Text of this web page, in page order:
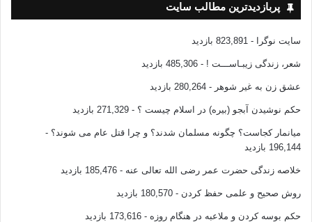
پربازدیدترین مطالب سایت
سایت نوگرا - 823,891 بازدید
شعر، زندگی زیبـاســـت ! - 485,306 بازدید
عشق زن به غیر شوهر - 280,264 بازدید
حکم نوشیدن آبجو (بیره) در اسلام چیست ؟ - 271,329 بازدید
میانمار کجاست؟ چگونه مسلمان شدند؟ و چرا قتل عام می شوند؟ -
196,144 بازدید
خلاصه زندگی حضرت عمر رضی الله تعالی عنه - 185,476 بازدید
روش صحیح و علمی حفظ کردن - 180,570 بازدید
حکم بوسه کردن و ملاعبه در هنگام روزه - 173,616 بازدید